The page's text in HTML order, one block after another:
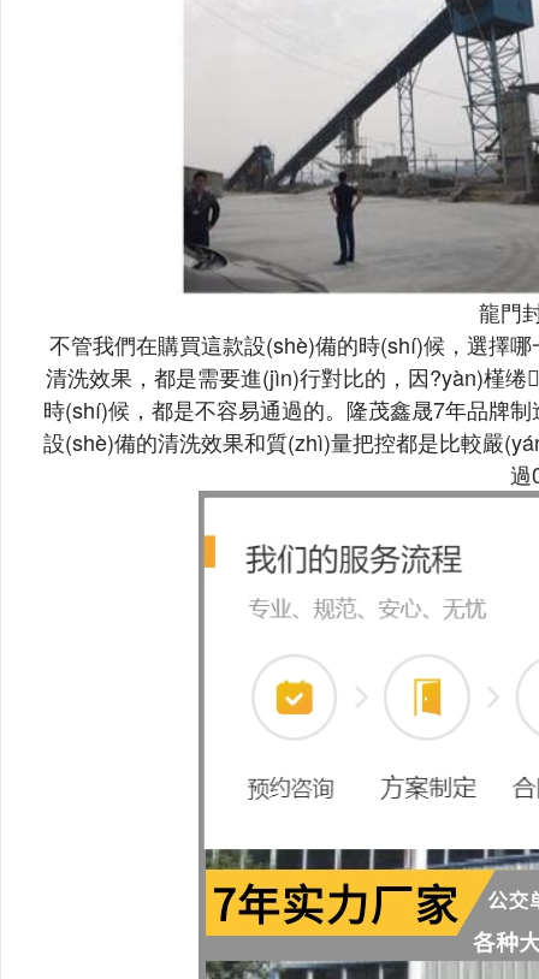
龍門
不管我們在購買這款設(shè)備的時(shí)候，選擇
清洗效果，都是需要進(jìn)行對比的，因?yàn)槿
時(shí)候，都是不容易通過的。隆茂鑫晟7年品牌制
設(shè)備的清洗效果和質(zhì)量把控都是比較嚴
過